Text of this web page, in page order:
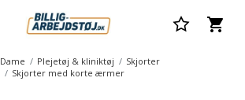
Dame Plejetøj & kliniktøj
Skjorter
Skjorter med korte ærmer